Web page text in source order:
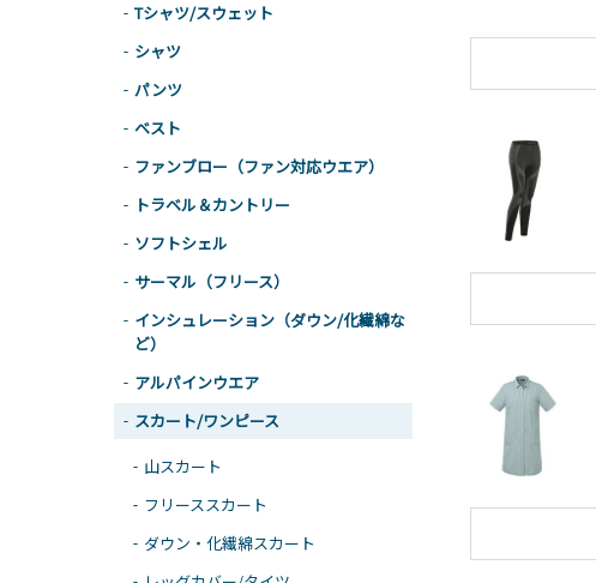
Tシャツ/スウェット
シャツ
パンツ
ベスト
ファンブロー（ファン対応ウエア）
トラベル＆カントリー
ソフトシェル
サーマル（フリース）
インシュレーション（ダウン/化繊綿な
ど）
アルパインウエア
スカート/ワンピース
山スカート
フリーススカート
ダウン・化繊綿スカート